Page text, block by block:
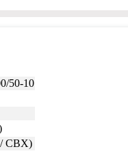
50-10
CBX)